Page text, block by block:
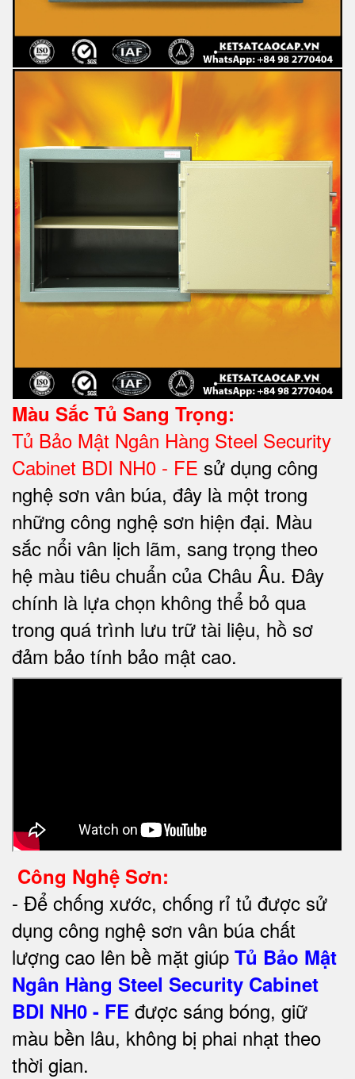
Màu Sắc Tủ Sang Trọng:
Tủ Bảo Mật Ngân Hàng Steel Security
Cabinet BDI NH0 - FE sử dụng công
nghệ sơn vân búa, đây là một trong
những công nghệ sơn hiện đại. Màu
sắc nổi vân lịch lãm, sang trọng theo
hệ màu tiêu chuẩn của Châu Âu. Đây
chính là lựa chọn không thể bỏ qua
trong quá trình lưu trữ tài liệu, hồ sơ
đảm bảo tính bảo mật cao.
Công Nghệ Sơn:
- Để chống xước, chống rỉ tủ được sử
dụng công nghệ sơn vân búa chất
lượng cao lên bề mặt giúp Tủ Bảo Mật
Ngân Hàng Steel Security Cabinet
BDI NH0 - FE được sáng bóng, giữ
màu bền lâu, không bị phai nhạt theo
thời gian.